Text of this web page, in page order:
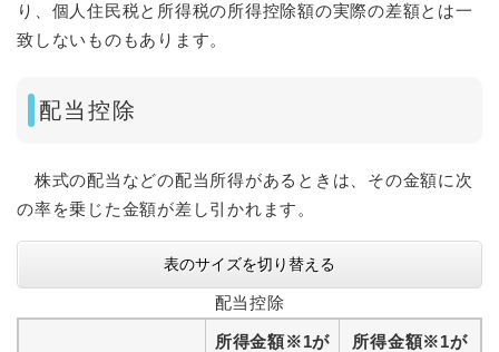
り、個人住民税と所得税の所得控除額の実際の差額とは一
致しないものもあります。
配当控除
株式の配当などの配当所得があるときは、その金額に次
の率を乗じた金額が差し引かれます。
表のサイズを切り替える
所得金額※1が
所得金額※1が
配当控除